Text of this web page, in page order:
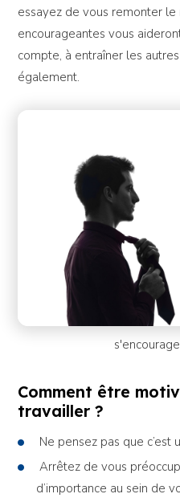
essayez de vous remonter le
encourageantes vous
compte, à entraîner les
également.
Comment être
travailler ?
Ne pensez pas que c’est
Arrêtez de vous
d’importance au sein de